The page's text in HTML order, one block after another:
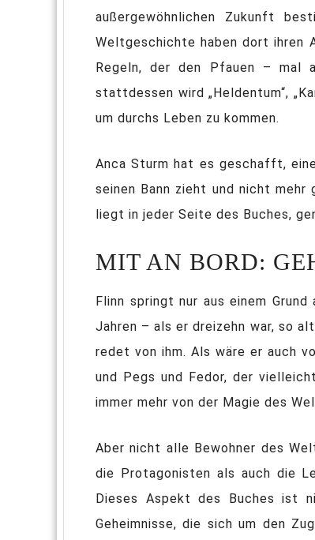
außergewöhnlichen Zukunft
Weltgeschichte haben dort ihren
Regeln, der den Pfauen – mal
stattdessen wird „Heldentum“,
um durchs Leben zu kommen.
Anca Sturm hat es geschafft,
seinen Bann zieht und nicht mehr
liegt in jeder Seite des Buches,
MIT AN BORD:
Flinn springt nur aus einem
Jahren – als er dreizehn war, so
redet von ihm. Als wäre er auch
und Pegs und Fedor, der
immer mehr von der Magie des
Aber nicht alle Bewohner des
die Protagonisten als auch die
Dieses Aspekt des Buches ist
Geheimnisse, die sich um den